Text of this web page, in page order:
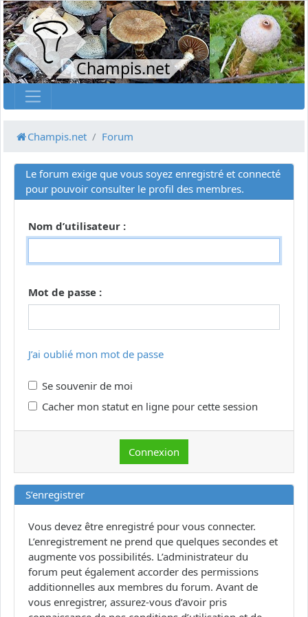
Champis.net
Champis.net Forum
Le forum exige que vous soyez enregistré et connecté
pour pouvoir consulter le profil des membres.
Nom d’utilisateur :
Mot de passe :
J’ai oublié mon mot de passe
Se souvenir de moi
Cacher mon statut en ligne pour cette session
S’enregistrer
Vous devez être enregistré pour vous connecter.
L’enregistrement ne prend que quelques secondes et
augmente vos possibilités. L’administrateur du
forum peut également accorder des permissions
additionnelles aux membres du forum. Avant de
vous enregistrer, assurez-vous d’avoir pris